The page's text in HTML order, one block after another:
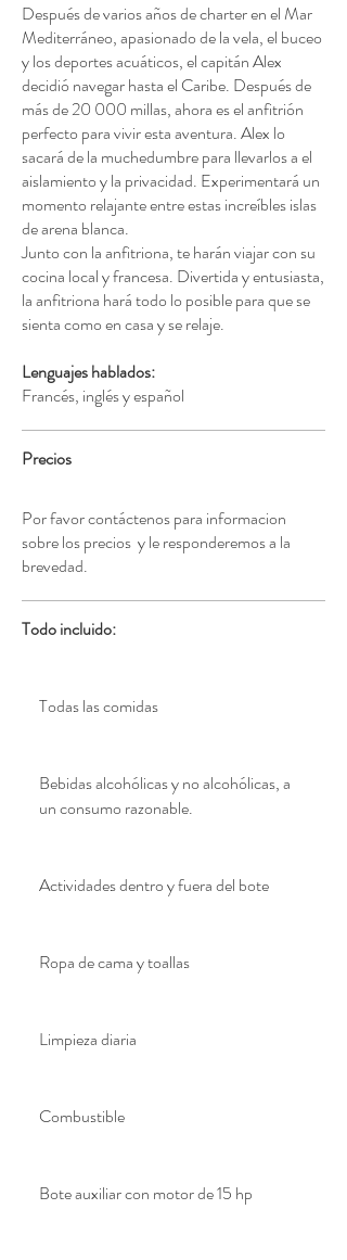
Después de varios años de charter en el Mar
Mediterráneo, apasionado de la vela, el buceo
y los deportes acuáticos, el capitán Alex
decidió navegar hasta el Caribe. Después de
más de 20 000 millas, ahora es el anfitrión
perfecto para vivir esta aventura. Alex lo
sacará de la muchedumbre para llevarlos a el
aislamiento y la privacidad. Experimentará un
momento relajante entre estas increíbles islas
de arena blanca.
Junto con la anfitriona, te harán viajar con su
cocina local y francesa. Divertida y entusiasta,
la anfitriona hará todo lo posible para que se
sienta como en casa y se relaje.
Lenguajes hablados:
Francés, inglés y español
Precios
Por favor contáctenos para informacion
sobre los precios y le responderemos a la
brevedad.
Todo incluido:
Todas las comidas
Bebidas alcohólicas y no alcohólicas, a
un consumo razonable.
Actividades dentro y fuera del bote
Ropa de cama y toallas
Limpieza diaria
Combustible
Bote auxiliar con motor de 15 hp